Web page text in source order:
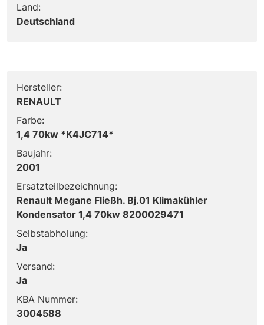
Land:
Deutschland
Hersteller:
RENAULT
Farbe:
1,4 70kw *K4JC714*
Baujahr:
2001
Ersatzteilbezeichnung:
Renault Megane Fließh. Bj.01 Klimakühler
Kondensator 1,4 70kw 8200029471
Selbstabholung:
Ja
Versand:
Ja
KBA Nummer:
3004588